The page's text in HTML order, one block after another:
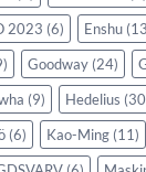
2023 (6) Enshu
Goodway (24)
(9) Hedelius
(6) Kao-Ming (11)